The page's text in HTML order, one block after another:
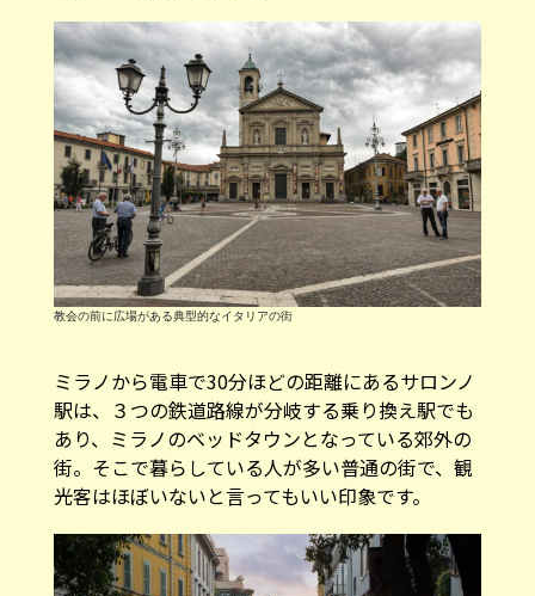
教会の前に広場がある典型的なイタリアの街
ミラノから電車で30分ほどの距離にあるサロンノ
駅は、３つの鉄道路線が分岐する乗り換え駅でも
あり、ミラノのベッドタウンとなっている郊外の
街。そこで暮らしている人が多い普通の街で、観
光客はほぼいないと言ってもいい印象です。